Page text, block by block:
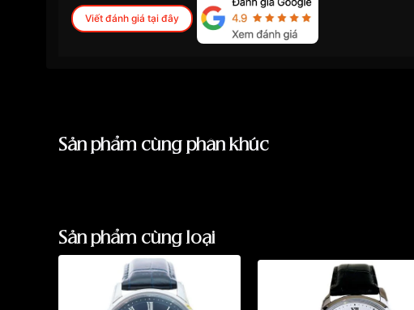
Viết đánh giá tại đây
Sản phẩm cùng phân khúc
Sản phẩm cùng loại